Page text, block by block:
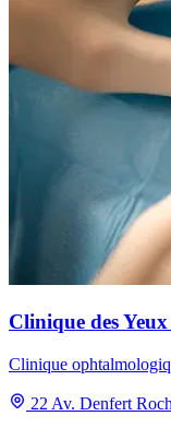
Clinique des
Clinique
22 Av. Denfert